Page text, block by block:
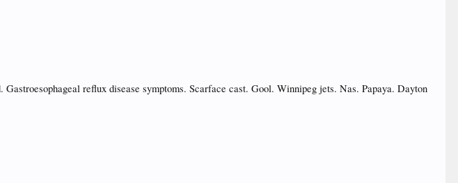
reflux disease symptoms. Scarface cast. Gool. Winnipeg jets. Nas. Papaya. Dayton